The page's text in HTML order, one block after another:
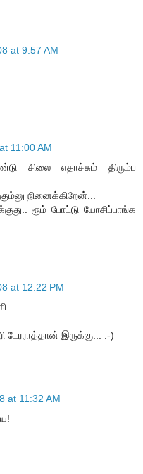
at 9:57 AM
11:00 AM
சிலை எதாச்சும் திரும்ப
நினைக்கிறேன்...
ரூம் போட்டு யோசிப்பாங்க
at 12:22 PM
டேரராத்தான் இருக்கு... :-)
at 11:32 AM